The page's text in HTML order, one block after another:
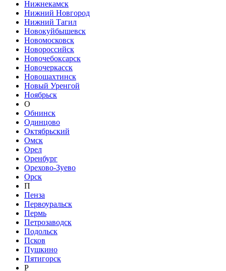
Нижнекамск
Нижний Новгород
Нижний Тагил
Новокуйбышевск
Новомосковск
Новороссийск
Новочебоксарск
Новочеркасск
Новошахтинск
Новый Уренгой
Ноябрьск
О
Обнинск
Одинцово
Октябрьский
Омск
Орел
Оренбург
Орехово-Зуево
Орск
П
Пенза
Первоуральск
Пермь
Петрозаводск
Подольск
Псков
Пушкино
Пятигорск
Р